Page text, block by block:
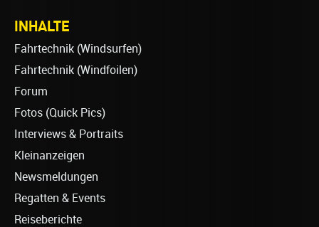
INHALTE
Fahrtechnik (Windsurfen)
Fahrtechnik (Windfoilen)
Forum
Fotos (Quick Pics)
Interviews & Portraits
Kleinanzeigen
Newsmeldungen
Regatten & Events
Reiseberichte